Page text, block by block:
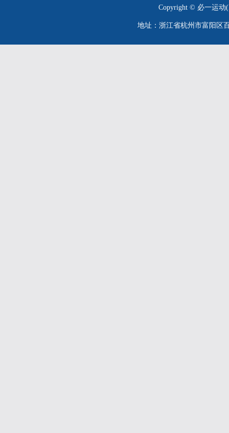
Copyright © 必一运动
地址：浙江省杭州市富阳区